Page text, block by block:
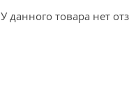
У данного товара нет